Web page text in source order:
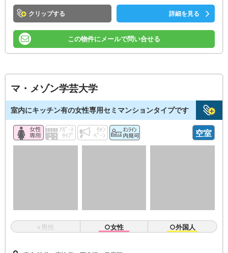
クリップ 詳細を見る
この物件にメールで問い合せる
マ・メゾン学芸大学
室内にキッチン有の女性専用セミマンションタイプです
空室
×男性 ○女性 ○外国人